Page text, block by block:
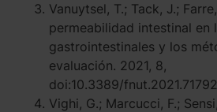
Vanuytsel, T.; Tack, J.;
permeabilidad intestinal en
gastrointestinales y los
evaluación. 2021, 8,
doi:10.3389/
Vighi, G.; Marcucci, F.;